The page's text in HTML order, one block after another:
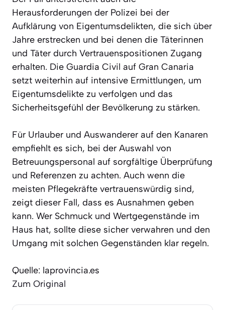
Herausforderungen der Polizei bei der
Aufklärung von Eigentumsdelikten, die sich über
Jahre erstrecken und bei denen die Täterinnen
und Täter durch Vertrauenspositionen Zugang
erhalten. Die Guardia Civil auf Gran Canaria
setzt weiterhin auf intensive Ermittlungen, um
Eigentumsdelikte zu verfolgen und das
Sicherheitsgefühl der Bevölkerung zu stärken.
Für Urlauber und Auswanderer auf den Kanaren
empfiehlt es sich, bei der Auswahl von
Betreuungspersonal auf sorgfältige Überprüfung
und Referenzen zu achten. Auch wenn die
meisten Pflegekräfte vertrauenswürdig sind,
zeigt dieser Fall, dass es Ausnahmen geben
kann. Wer Schmuck und Wertgegenstände im
Haus hat, sollte diese sicher verwahren und den
Umgang mit solchen Gegenständen klar regeln.
Quelle: laprovincia.es
Zum Original